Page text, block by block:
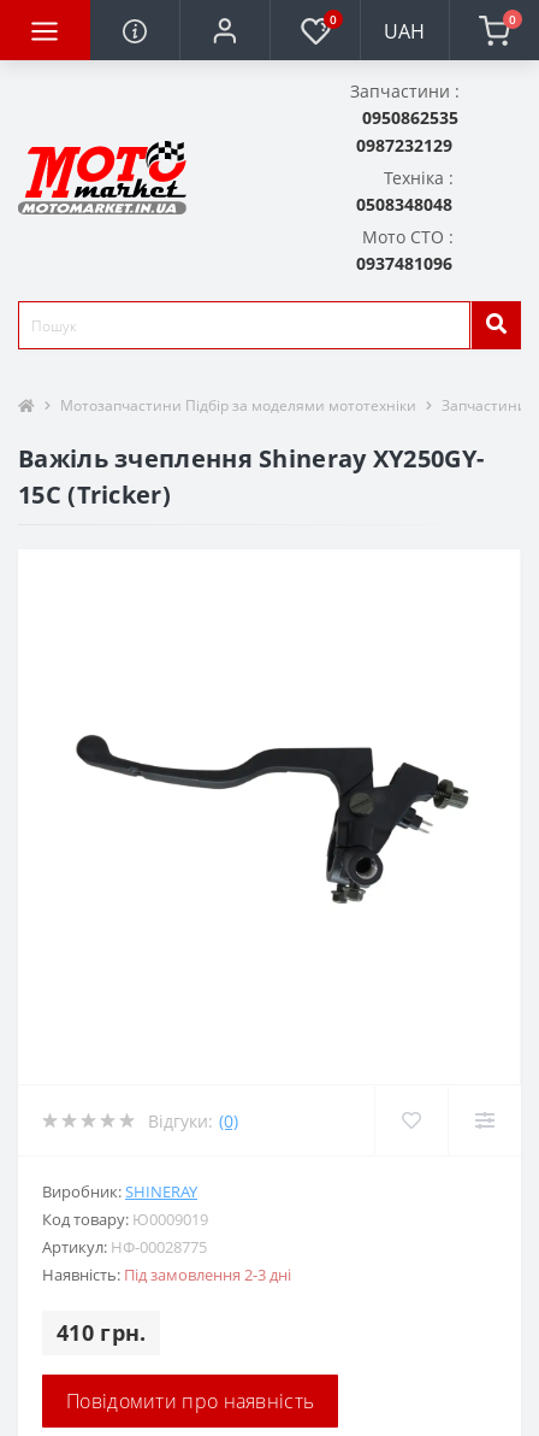
0 UAH 0
Запчастини :
0950862535
0987232129
Техніка :
0508348048
Мото СТО :
0937481096
Мотозапчастини Підбір за моделями мототехніки Запчастини
Важіль зчеплення Shineray XY250GY-
15С (Tricker)
Відгуки: (0)
Виробник:SHINERAY
Код товару: Ю0009019
Артикул: НФ-00028775
Наявність: Під замовлення 2-3 дні
410 грн.
Повідомити про наявність